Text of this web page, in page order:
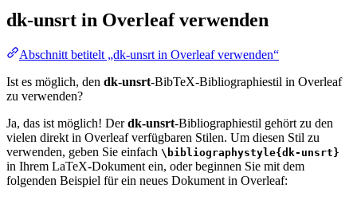
dk-unsrt in Overleaf verwenden
Abschnitt betitelt „dk-unsrt in Overleaf verwenden“
Ist es möglich, den dk-unsrt-BibTeX-Bibliographiestil in Overleaf
zu verwenden?
Ja, das ist möglich! Derdk-unsrt-Bibliographiestil gehört zu den
vielen direkt in Overleaf verfügbaren Stilen. Um diesen Stil zu
verwenden, geben Sie einfach \bibliographystyle{dk-unsrt}
in Ihrem LaTeX-Dokument ein, oder beginnen Sie mit dem
folgenden Beispiel für ein neues Dokument in Overleaf: